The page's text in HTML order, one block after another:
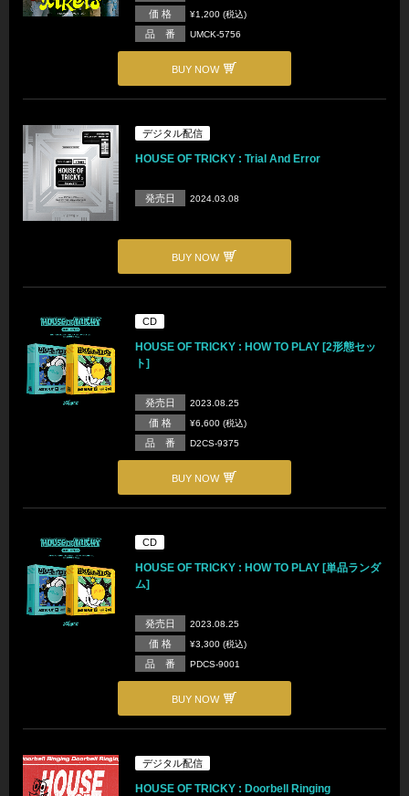
価 格 ¥1,200 (税込)
品 番 UMCK-5756
BUY NOW
デジタル配信
HOUSE OF TRICKY : Trial And Error
発売日 2024.03.08
BUY NOW
CD
HOUSE OF TRICKY : HOW TO PLAY [2形態セッ
ト]
発売日 2023.08.25
価 格 ¥6,600 (税込)
品 番 D2CS-9375
BUY NOW
CD
HOUSE OF TRICKY : HOW TO PLAY [単品ランダ
ム]
発売日 2023.08.25
価 格 ¥3,300 (税込)
品 番 PDCS-9001
BUY NOW
デジタル配信
HOUSE OF TRICKY : Doorbell Ringing